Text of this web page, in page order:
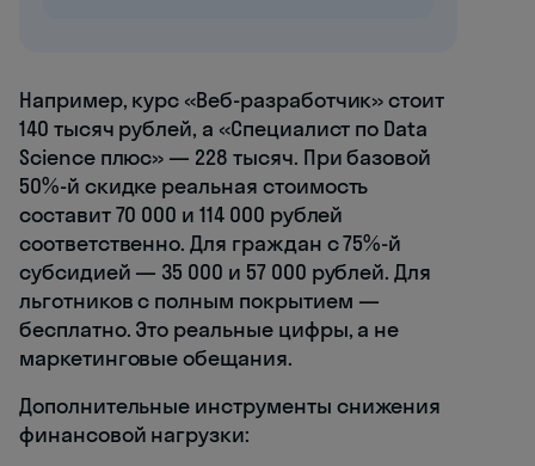
Например, курс «Веб-разработчик» стоит
140 тысяч рублей, а «Специалист по Data
Science плюс» — 228 тысяч. При базовой
50%-й скидке реальная стоимость
составит 70 000 и 114 000 рублей
соответственно. Для граждан с 75%-й
субсидией — 35 000 и 57 000 рублей. Для
льготников с полным покрытием —
бесплатно. Это реальные цифры, а не
маркетинговые обещания.
Дополнительные инструменты снижения
финансовой нагрузки: